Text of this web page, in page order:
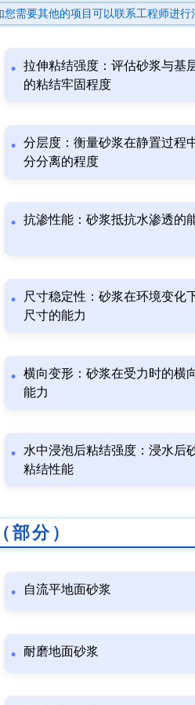
您需要其他的项目可以联系工程师进行
拉伸粘结强度：评估砂浆与基
的粘结牢固程度
分层度：衡量砂浆在静置过程
分分离的程度
抗渗性能：砂浆抵抗水渗透的
尺寸稳定性：砂浆在环境变化
尺寸的能力
横向变形：砂浆在受力时的横
能力
水中浸泡后粘结强度：浸水后
粘结性能
部分）
自流平地面砂浆
耐磨地面砂浆